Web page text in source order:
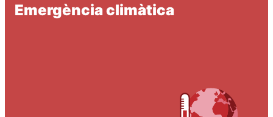
Emergència climàtica